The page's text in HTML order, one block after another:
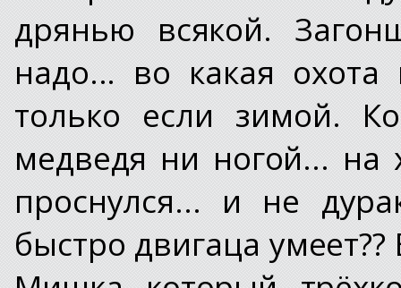
дрянью всякой.
надо... во какая охота
только если зимой.
медведя ни ногой... на
проснулся... и не
быстро двигаца